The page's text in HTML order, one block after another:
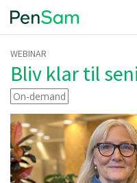
WEBINAR
Bliv klar til
On-demand